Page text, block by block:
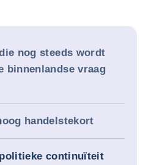
nog steeds wordt
binnenlandse vraag
handelstekort
continuïteit